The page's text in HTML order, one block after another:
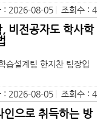
: 2026-08-05 조회수 : 4
비전공자도 학사학
습설계팀 한지찬 팀장입
: 2026-08-05 조회수 : 4
으로 취득하는 방